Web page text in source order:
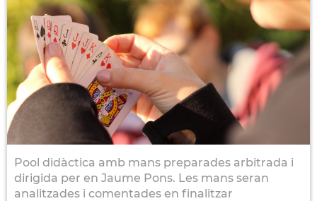
Pool didàctica amb mans preparades arbitrada i
dirigida per en Jaume Pons. Les mans seran
analitzades i comentades en finalitzar